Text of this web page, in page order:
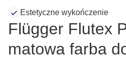
Estetyczne wykończenie
Flügger Flutex
matowa farba